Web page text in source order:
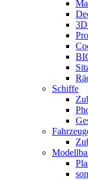
Schiffe